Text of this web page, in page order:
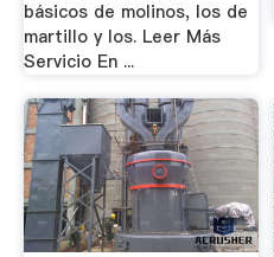
básicos de molinos, los de
martillo y los. Leer Más
Servicio En ...